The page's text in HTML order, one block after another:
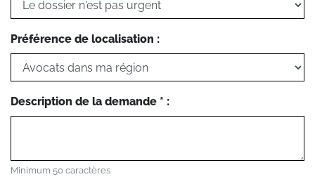
Préférence de localisation :
Description de la demande * :
Minimum 50 caractères